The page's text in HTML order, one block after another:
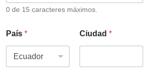
0 de 15 caracteres máximos.
País * Ciudad *